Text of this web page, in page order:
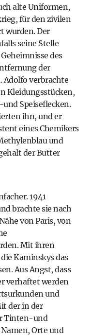
alte Uniformen,
für den zivilen
wurden. Der
seine Stelle
des
der
Adolfo verbrachte
Kleidungsstücken,
Speiseflecken.
ihn, und er
eines Chemikers
und
der Butter
1941
brachte sie nach
von Paris, von
Mit ihren
Kaminskys das
Aus Angst, dass
verhaftet werden
und
der in der
Tinten-und
Orte und